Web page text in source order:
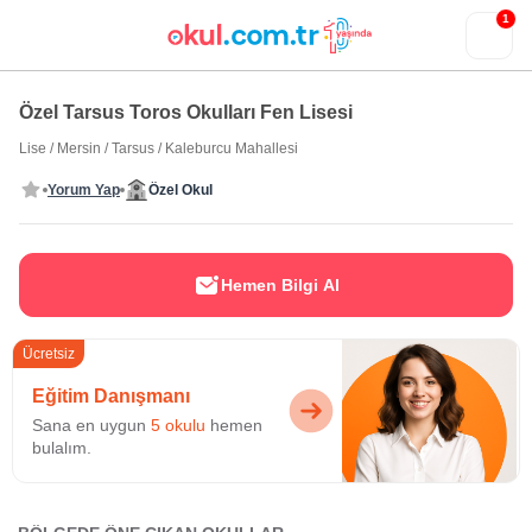
1
Özel Tarsus Toros Okulları Fen Lisesi
Lise / Mersin /Tarsus / Kaleburcu Mahallesi
Yorum Yap Özel Okul
Hemen Bilgi Al
Ücretsiz
Eğitim Danışmanı
Sana en uygun 5 okulu hemen
bulalım.